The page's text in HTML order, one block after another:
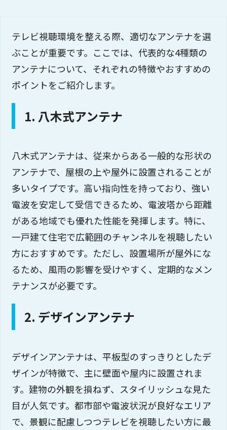
テレビ視聴環境を整える際、適切なアンテナを選
ぶことが重要です。ここでは、代表的な4種類の
アンテナについて、それぞれの特徴やおすすめの
ポイントをご紹介します。
1. 八木式アンテナ
八木式アンテナは、従来からある一般的な形状の
アンテナで、屋根の上や屋外に設置されることが
多いタイプです。高い指向性を持っており、強い
電波を安定して受信できるため、電波塔から距離
がある地域でも優れた性能を発揮します。特に、
一戸建て住宅で広範囲のチャンネルを視聴したい
方におすすめです。ただし、設置場所が屋外にな
るため、風雨の影響を受けやすく、定期的なメン
テナンスが必要です。
2. デザインアンテナ
デザインアンテナは、平板型のすっきりとしたデ
ザインが特徴で、主に壁面や屋内に設置されま
す。建物の外観を損ねず、スタイリッシュな見た
目が人気です。都市部や電波状況が良好なエリア
で、景観に配慮しつつテレビを視聴したい方に最